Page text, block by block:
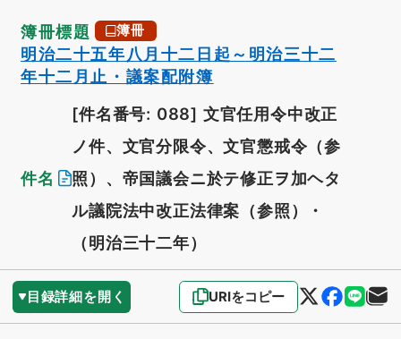
簿冊標題 簿冊
明治二十五年八月十二日起～明治三十二
年十二月止・議案配附簿
件名
[件名番号: 088] 文官任用令中改正
ノ件、文官分限令、文官懲戒令（参
照）、帝国議会ニ於テ修正ヲ加ヘタ
ル議院法中改正法律案（参照）・
（明治三十二年）
目録詳細を開く URIをコピー